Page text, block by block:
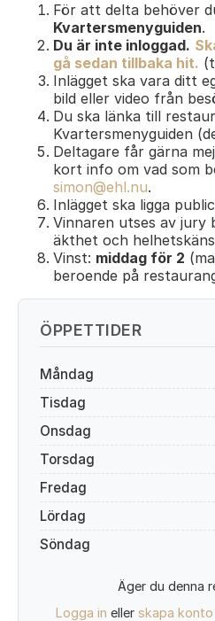
För att delta behöver
Kvartersmenyguiden.
Du är inte inloggad.
gå sedan tillbaka hit.
Inlägget ska vara ditt
bild eller video från
Du ska länka till
Kvartersmenyguiden
Deltagare får gärna
kort info om vad som
simon@ehl.nu.
Inlägget ska ligga
Vinnaren utses av jury
äkthet och
Vinst: middag för 2
beroende på
ÖPPETTIDER
Måndag
Tisdag
Onsdag
Torsdag
Fredag
Lördag
Söndag
Äger du denna
Logga in eller skapa konto